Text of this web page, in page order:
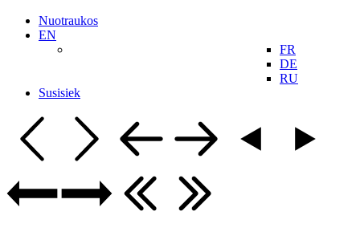
Nuotraukos
EN
FR
DE
RU
Susisiek